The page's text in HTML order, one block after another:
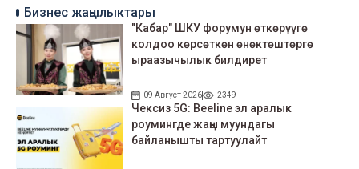
Бизнес жаңылыктары
"Кабар" ШКУ форумун өткөрүүгө
колдоо көрсөткөн өнөктөштөргө
ыраазычылык билдирет
09 Август 2026 2349
Чексиз 5G: Beeline эл аралык
роумингде жаңы муундагы
байланышты тартуулайт